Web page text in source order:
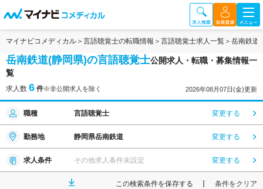
マイナビコメディカル 言語聴覚士の転職情報 言語聴覚士求人一覧 岳南鉄道
岳南鉄道(静岡県)の言語聴覚士公開求人・転職・募集情報一
覧
求人数 6 件※非公開求人を除く 2026年08月07日(金)更新
職種 言語聴覚士 変更する
勤務地 静岡県岳南鉄道 変更する
求人条件 その他求人条件未設定 変更する
この検索条件を保存する 条件をクリア